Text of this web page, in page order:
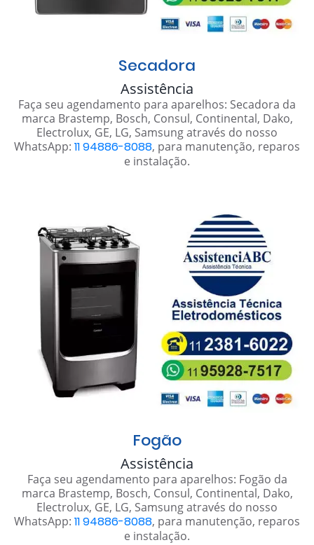
Secadora
Assistência
Faça seu agendamento para aparelhos: Secadora da
marca Brastemp, Bosch, Consul, Continental, Dako,
Electrolux, GE, LG, Samsung através do nosso
WhatsApp: 11 94886-8088, para manutenção, reparos
e instalação.
Fogão
Assistência
Faça seu agendamento para aparelhos: Fogão da
marca Brastemp, Bosch, Consul, Continental, Dako,
Electrolux, GE, LG, Samsung através do nosso
WhatsApp: 11 94886-8088, para manutenção, reparos
e instalação.